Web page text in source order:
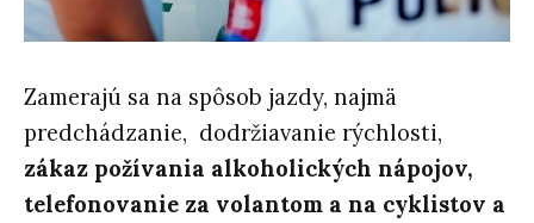
Zamerajú sa na spôsob jazdy, najmä
predchádzanie, dodržiavanie rýchlosti,
zákaz požívania alkoholických nápojov,
telefonovanie za volantom a na cyklistov a